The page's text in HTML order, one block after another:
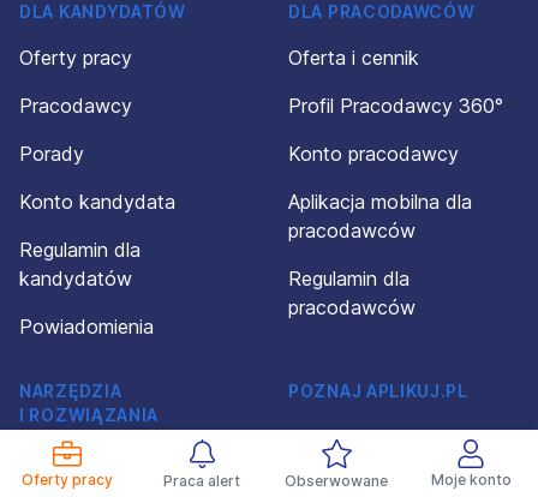
Oferty pracy Praca alert Obserwowane Moje konto
DLA KANDYDATÓW
Oferty pracy
Pracodawcy
Porady
Konto kandydata
Regulamin dla
kandydatów
Powiadomienia
DLA PRACODAWCÓW
Oferta i cennik
Profil Pracodawcy 360°
Konto pracodawcy
Aplikacja mobilna dla
pracodawców
Regulamin dla
pracodawców
NARZĘDZIA
I ROZWIĄZANIA
Kreator CV
POZNAJ APLIKUJ.PL
O firmie
Kontakt